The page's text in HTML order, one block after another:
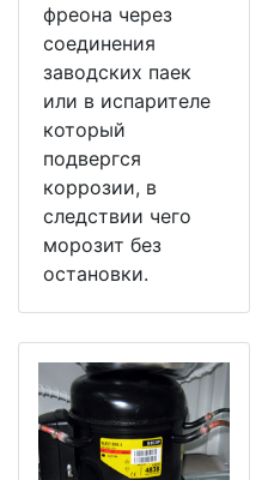
фреона через
соединения
заводских паек
или в испарителе
который
подвергся
коррозии, в
следствии чего
морозит без
остановки.